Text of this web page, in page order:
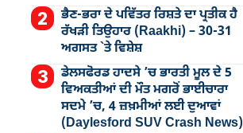
ਭੈਣ-ਭਰਾ ਦੇ ਪਵਿੱਤਰ ਰਿਸ਼ਤੇ ਦਾ ਪ੍ਰਤੀਕ ਹੈ
ਰੱਖੜੀ ਤਿਉਹਾਰ (Raakhi) – 30-31
ਅਗਸਤ `ਤੇ ਵਿਸ਼ੇਸ਼
ਡੇਲਸਫੋਰਡ ਹਾਦਸੇ ’ਚ ਭਾਰਤੀ ਮੂਲ ਦੇ 5
ਵਿਅਕਤੀਆਂ ਦੀ ਮੌਤ ਮਗਰੋਂ ਭਾਈਚਾਰਾ
ਸਦਮੇ ’ਚ, 4 ਜ਼ਖ਼ਮੀਆਂ ਲਈ ਦੁਆਵਾਂ
(Daylesford SUV Crash News)